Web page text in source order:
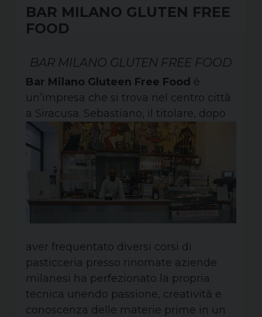
BAR MILANO GLUTEN FREE
FOOD
BAR MILANO GLUTEN FREE FOOD
Bar Milano Gluteen Free Food è
un’impresa che si trova nel centro città
a Siracusa. Sebastiano, il titolare, dopo
aver frequentato diversi corsi di
pasticceria presso rinomate aziende
milanesi ha perfezionato la propria
tecnica unendo passione, creatività e
conoscenza delle materie prime in un